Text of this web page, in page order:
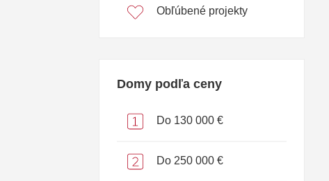
Obľúbené projekty
Domy podľa ceny
Do 130 000 €
Do 250 000 €